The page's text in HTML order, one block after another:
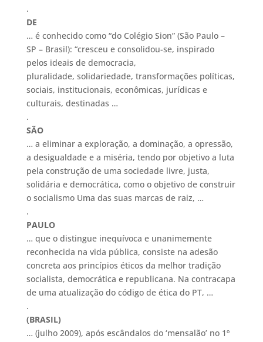
.
DE
… é conhecido como “do Colégio Sion” (São Paulo –
SP – Brasil): “cresceu e consolidou-se, inspirado
pelos ideais de democracia,
pluralidade, solidariedade, transformações políticas,
sociais, institucionais, econômicas, jurídicas e
culturais, destinadas …
.
SÃO
… a eliminar a exploração, a dominação, a opressão,
a desigualdade e a miséria, tendo por objetivo a luta
pela construção de uma sociedade livre, justa,
solidária e democrática, como o objetivo de construir
o socialismo Uma das suas marcas de raiz, …
.
PAULO
… que o distingue inequívoca e unanimemente
reconhecida na vida pública, consiste na adesão
concreta aos princípios éticos da melhor tradição
socialista, democrática e republicana. Na contracapa
de uma atualização do código de ética do PT, …
.
(BRASIL)
… (julho 2009), após escândalos do ‘mensalão’ no 1º